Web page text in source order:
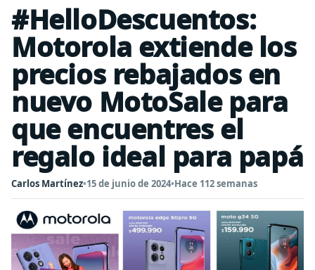
#HelloDescuentos:
Motorola extiende los
precios rebajados en
nuevo MotoSale para
que encuentres el
regalo ideal para papá
Carlos Martínez•15 de junio de 2024•Hace 112 semanas